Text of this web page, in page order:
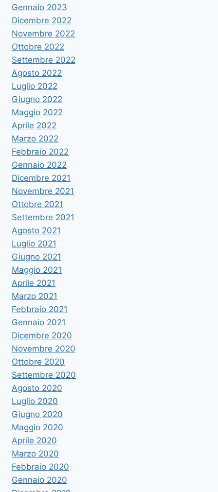
Gennaio 2023
Dicembre 2022
Novembre 2022
Ottobre 2022
Settembre 2022
Agosto 2022
Luglio 2022
Giugno 2022
Maggio 2022
Aprile 2022
Marzo 2022
Febbraio 2022
Gennaio 2022
Dicembre 2021
Novembre 2021
Ottobre 2021
Settembre 2021
Agosto 2021
Luglio 2021
Giugno 2021
Maggio 2021
Aprile 2021
Marzo 2021
Febbraio 2021
Gennaio 2021
Dicembre 2020
Novembre 2020
Ottobre 2020
Settembre 2020
Agosto 2020
Luglio 2020
Giugno 2020
Maggio 2020
Aprile 2020
Marzo 2020
Febbraio 2020
Gennaio 2020